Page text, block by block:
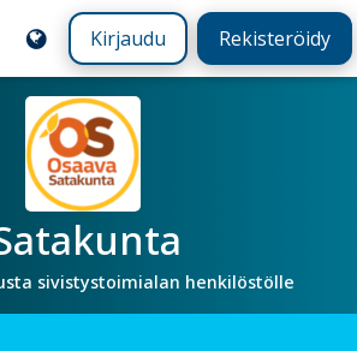
Kirjaudu Rekisteröidy
sivistystoimialan henkilöstölle